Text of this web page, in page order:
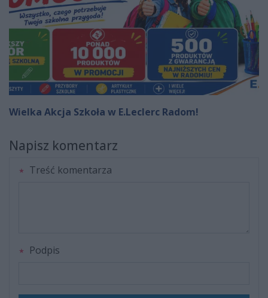
Wielka Akcja Szkoła w E.Leclerc Radom!
Napisz komentarz
Treść komentarza
Podpis